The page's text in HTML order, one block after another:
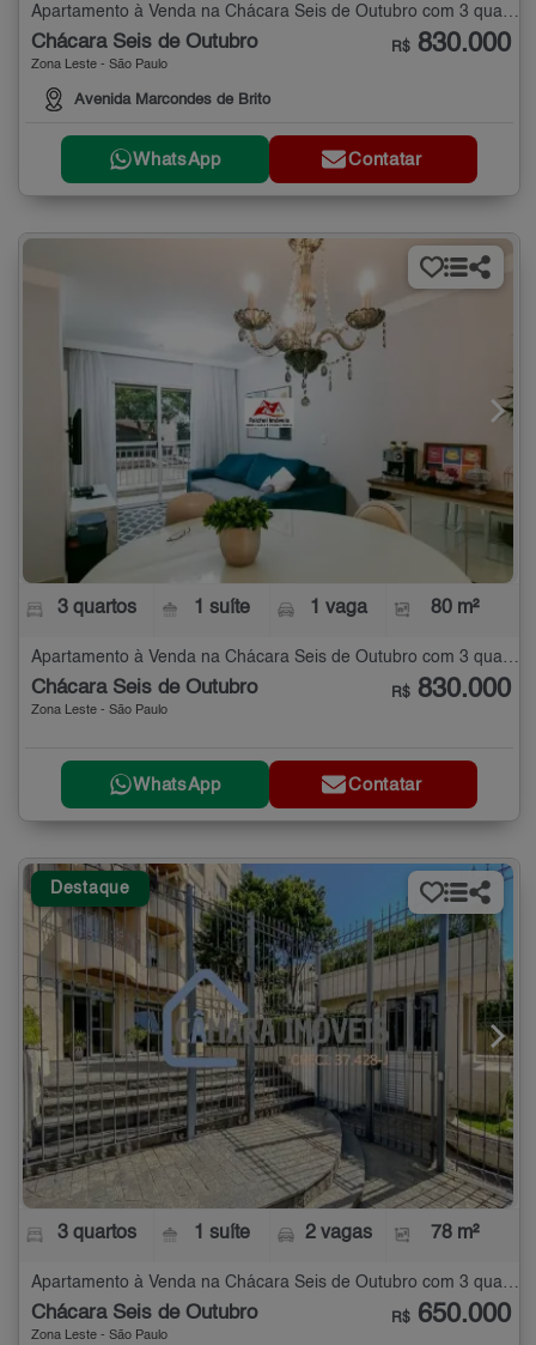
Apartamento à Venda na Chácara Seis de Outubro com 3 quartos - 80 m²
Chácara Seis de Outubro
Zona Leste - São Paulo
Avenida Marcondes de Brito
R$ 830.000
WhatsApp Contatar
3 quartos 1 suíte 1 vaga 80 m²
Apartamento à Venda na Chácara Seis de Outubro com 3 quartos - 80 m²
Chácara Seis de Outubro
Zona Leste - São Paulo
R$ 830.000
WhatsApp Contatar
Destaque
3 quartos 1 suíte 2 vagas 78 m²
Apartamento à Venda na Chácara Seis de Outubro com 3 quartos - 78 m²
Chácara Seis de Outubro
Zona Leste - São Paulo
R$ 650.000